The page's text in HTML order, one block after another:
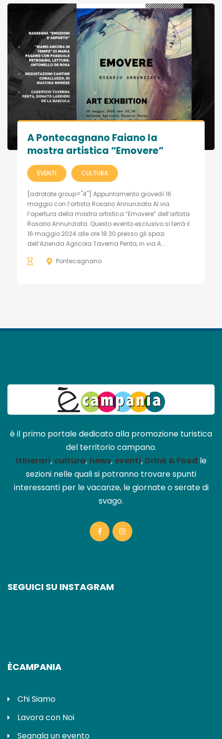
A Pontecagnano Faiano la
mostra artistica “Emovere”
EVENTI CULTURA
[adrotate group="4"] Appuntamento giovedì 16
maggio con l’artista Rosario Annunziata Al via
l’apertura della mostra artistica “Emovere” dell’artista
Rosario Annunziata. Questo evento esclusivo si terrà il
16 maggio 2024 alle ore 18.30 presso gli spazi
dell’Azienda Agricola Taverna Penta, in via A....
Pontecagnano
è il primo portale dedicato alla promozione turistica
del territorio campano.
Itinerari, cultura, news, eventi, Drink & Food le
sezioni nelle quali si potranno trovare spunti
interessanti per le vacanze, le giornate o serate di
svago.
SEGUICI SU INSTAGRAM
ÈCAMPANIA
Chi Siamo
Lavora con Noi
Segnala un evento